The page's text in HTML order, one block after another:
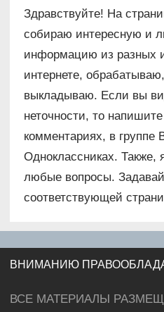
Здравствуйте! На
собираю интересную и
информацию из разных
интернете,
выкладываю. Если вы
неточности, то
комментариях, в группе
Одноклассниках. Также,
любые вопросы.
соответствующей
ВНИМАНИЮ
ВСЕ МАТЕРИАЛЫ